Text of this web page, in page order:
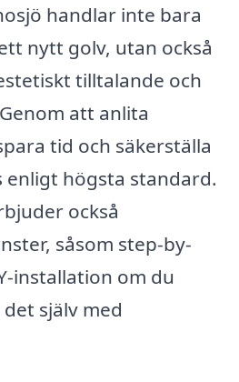
handlar inte bara
nytt golv, utan också
tilltalande och
att anlita
tid och säkerställa
högsta standard.
också
såsom step-by-
installation om du
själv med